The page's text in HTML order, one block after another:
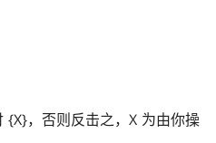
{X}，否则反击之，X 为由你操